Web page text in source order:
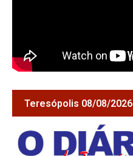
Teresópolis 08/08/2026